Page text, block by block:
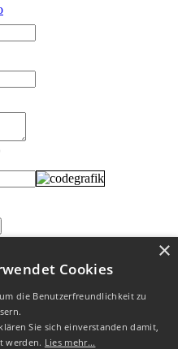
wurden mit
übernommen.
| Letzte Aktualisierung am
Cookies
die Benutzerfreundlichkeit zu
Sie sich einverstanden damit,
werden. Lies mehr...
×